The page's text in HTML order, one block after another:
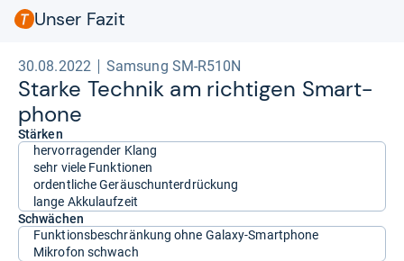
Unser Fazit
30.08.2022 Samsung SM-R510N
Starke Tech­nik am rich­ti­gen Smart­
phone
Stärken
hervorragender Klang
sehr viele Funktionen
ordentliche Geräuschunterdrückung
lange Akkulaufzeit
Schwächen
Funktionsbeschränkung ohne Galaxy-Smartphone
Mikrofon schwach